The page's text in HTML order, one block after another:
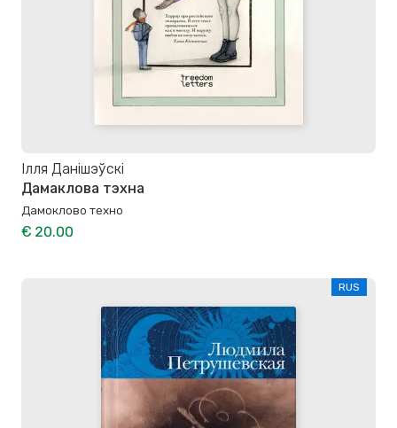
Ілля Данішэўскі
Дамаклова тэхна
Дамоклово техно
€ 20.00
RUS